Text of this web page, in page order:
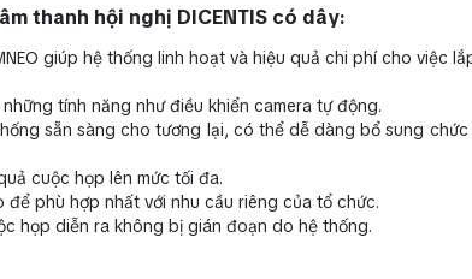
thanh hội nghị DICENTIS có dây:
giúp hệ thống linh hoạt và hiệu quả chi phí cho việc
tính năng như điều khiển camera tự động.
sẵn sàng cho tương lại, có thể dễ dàng bổ sung chức
cuộc họp lên mức tối đa.
phù hợp nhất với nhu cầu riêng của tổ chức.
họp diễn ra không bị gián đoạn do hệ thống.